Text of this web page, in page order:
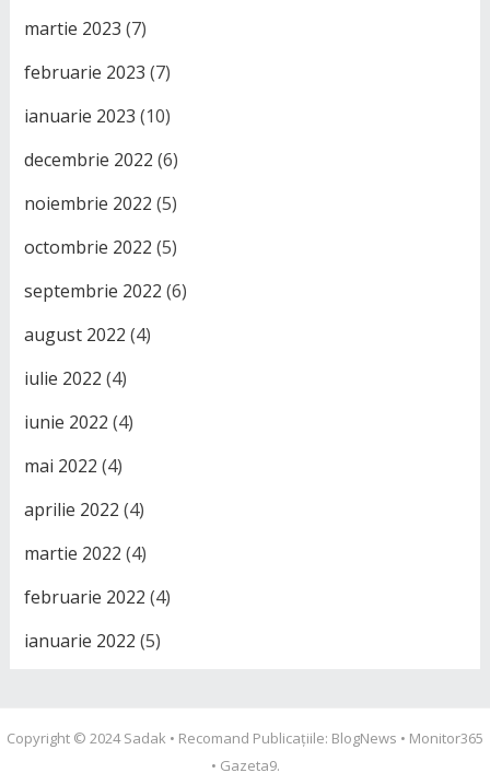
martie 2023 (7)
februarie 2023 (7)
ianuarie 2023 (10)
decembrie 2022 (6)
noiembrie 2022 (5)
octombrie 2022 (5)
septembrie 2022 (6)
august 2022 (4)
iulie 2022 (4)
iunie 2022 (4)
mai 2022 (4)
aprilie 2022 (4)
martie 2022 (4)
februarie 2022 (4)
ianuarie 2022 (5)
Copyright © 2024Sadak • Recomand Publicațiile: BlogNews • Monitor365
• Gazeta9.